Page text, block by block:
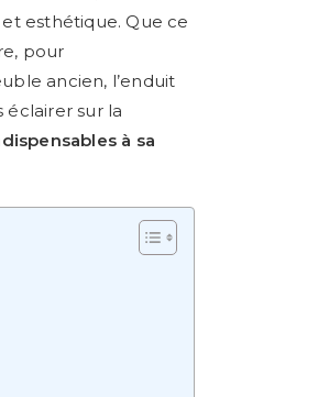
et esthétique. Que ce
pour
ancien, l’enduit
éclairer sur la
à sa